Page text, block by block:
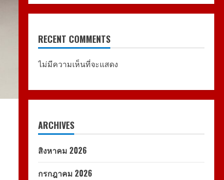
RECENT COMMENTS
ไม่มีความเห็นที่จะแสดง
ARCHIVES
สิงหาคม 2026
กรกฎาคม 2026